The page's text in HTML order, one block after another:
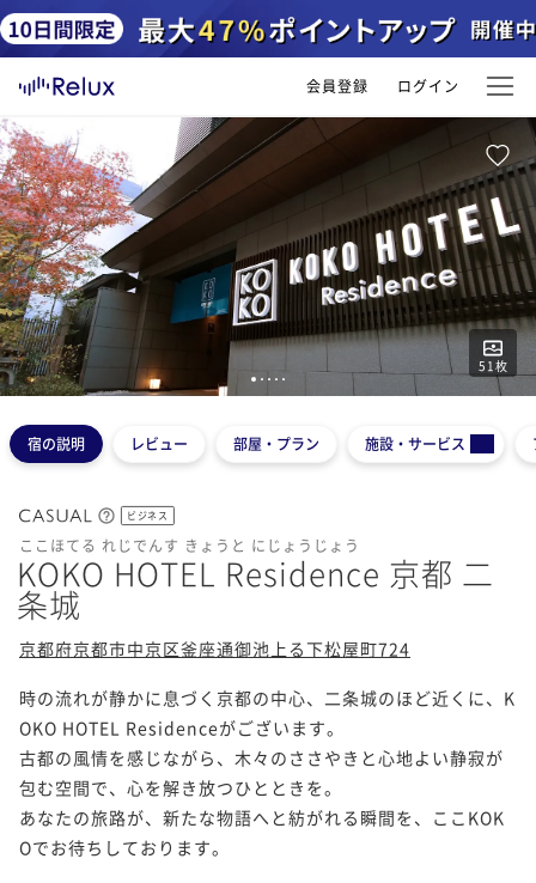
会員登録 ログイン
51 枚
1 2 3 4 5
宿の説明 レビュー 部屋・プラン 施設・サービス
ビジネス
ここほてる れじでんす きょうと にじょうじょう
KOKO HOTEL Residence 京都 二
条城
京都府京都市中京区釜座通御池上る下松屋町724
時の流れが静かに息づく京都の中心、二条城のほど近くに、K
OKO HOTEL Residenceがございます。
古都の風情を感じながら、木々のささやきと心地よい静寂が
包む空間で、心を解き放つひとときを。
あなたの旅路が、新たな物語へと紡がれる瞬間を、ここKOK
Oでお待ちしております。